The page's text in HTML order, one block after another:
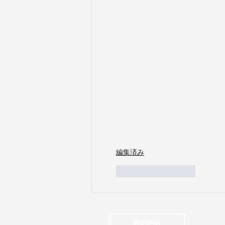
編集済み